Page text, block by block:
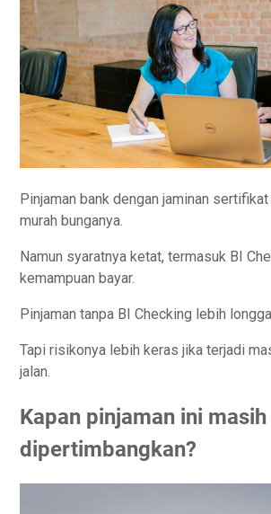
Pinjaman bank dengan jaminan
murah bunganya.
Namun syaratnya ketat, termasuk BI
kemampuan bayar.
Pinjaman tanpa BI Checking lebih
Tapi risikonya lebih keras jika terjadi
jalan.
Kapan pinjaman ini
dipertimbangkan?